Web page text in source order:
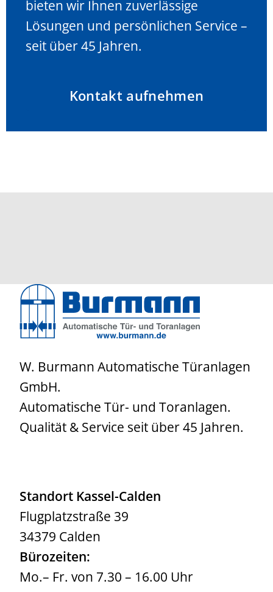
bieten wir Ihnen zuverlässige
Lösungen und persönlichen Service –
seit über 45 Jahren.
Kontakt aufnehmen
W. Burmann Automatische Türanlagen
GmbH.
Automatische Tür- und Toranlagen.
Qualität & Service seit über 45 Jahren.
Standort Kassel-Calden
Flugplatzstraße 39
34379 Calden
Bürozeiten:
Mo.– Fr. von 7.30 – 16.00 Uhr